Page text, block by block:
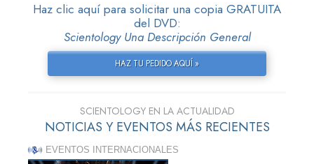
Haz clic aquí para solicitar una copia GRATUITA
del DVD:
Scientology Una Descripción General
HAZ TU PEDIDO AQUÍ »
SCIENTOLOGY EN LA ACTUALIDAD
NOTICIAS Y EVENTOS MÁS RECIENTES
EVENTOS INTERNACIONALES